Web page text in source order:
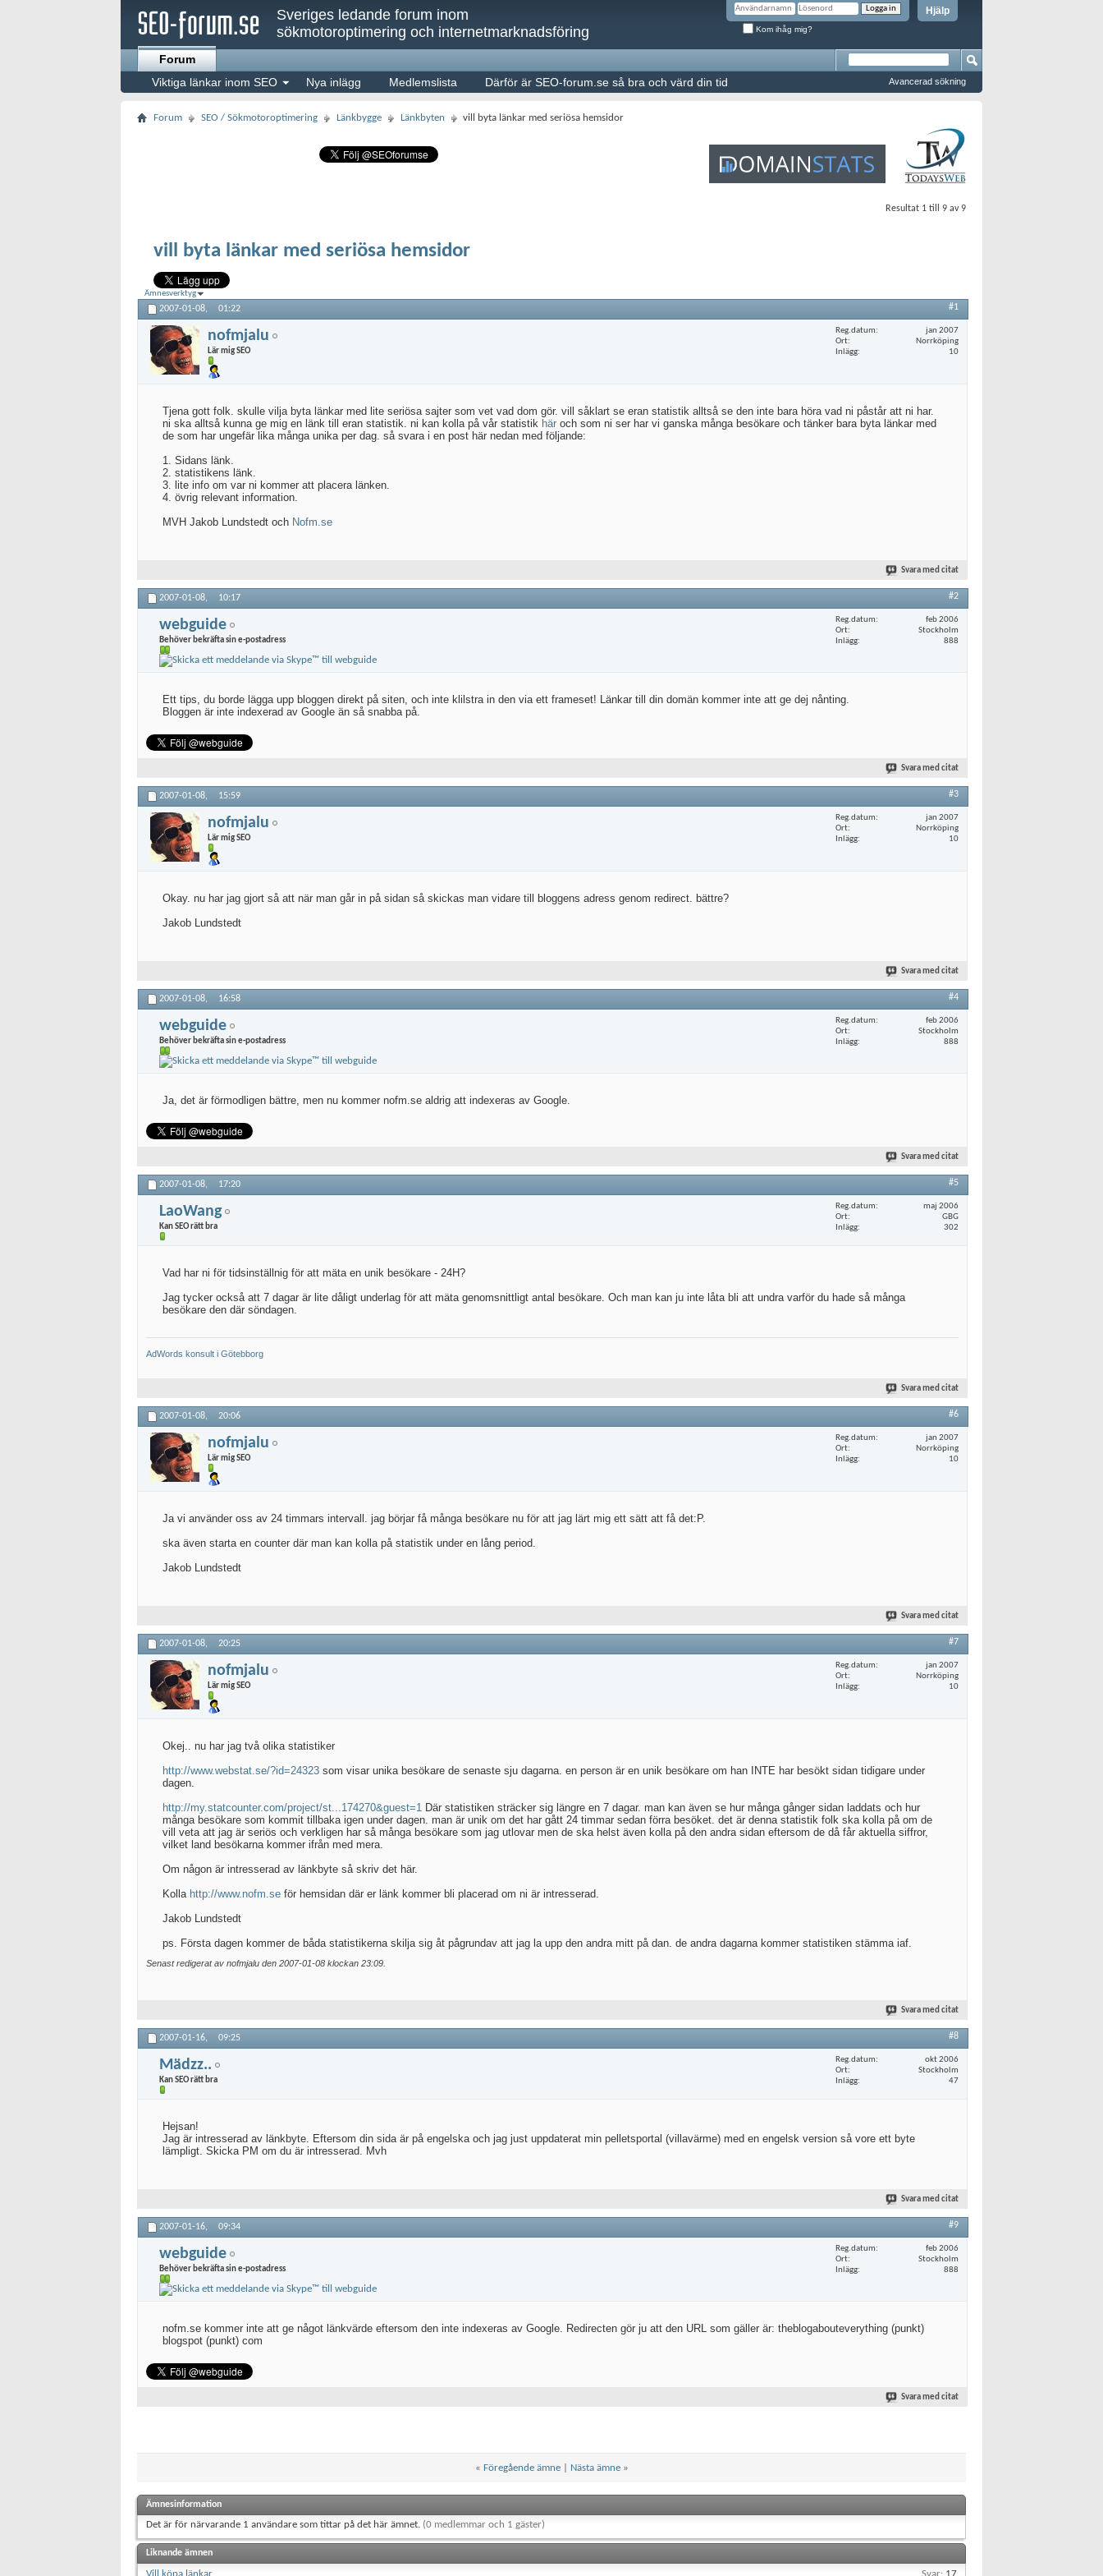
Hjälp
Kom ihåg mig?
Sveriges ledande forum inom
sökmotoroptimering och internetmarknadsföring
Forum
Viktiga länkar inom SEO
Nya inlägg Medlemslista Därför är SEO-forum.se så bra och värd din tid Avancerad sökning
Forum SEO / Sökmotoroptimering Länkbygge Länkbyten vill byta länkar med seriösa hemsidor
Resultat 1 till 9 av 9
vill byta länkar med seriösa hemsidor
Ämnesverktyg
2007-01-08, 01:22 #1
nofmjalu
Lär mig SEO
Reg.datum
jan 2007
Ort
Norrköping
Inlägg
10
Tjena gott folk. skulle vilja byta länkar med lite seriösa sajter som vet vad dom gör. vill såklart se eran statistik alltså se den inte bara höra vad ni påstår att ni har.
ni ska alltså kunna ge mig en länk till eran statistik. ni kan kolla på vår statistik här och som ni ser har vi ganska många besökare och tänker bara byta länkar med
de som har ungefär lika många unika per dag. så svara i en post här nedan med följande:
1. Sidans länk.
2. statistikens länk.
3. lite info om var ni kommer att placera länken.
4. övrig relevant information.
MVH Jakob Lundstedt och Nofm.se
Svara med citat
2007-01-08, 10:17 #2
webguide
Behöver bekräfta sin e-postadress
Reg.datum
feb 2006
Ort
Stockholm
Inlägg
888
Ett tips, du borde lägga upp bloggen direkt på siten, och inte klilstra in den via ett frameset! Länkar till din domän kommer inte att ge dej nånting.
Bloggen är inte indexerad av Google än så snabba på.
Svara med citat
2007-01-08, 15:59 #3
nofmjalu
Lär mig SEO
Reg.datum
jan 2007
Ort
Norrköping
Inlägg
10
Okay. nu har jag gjort så att när man går in på sidan så skickas man vidare till bloggens adress genom redirect. bättre?
Jakob Lundstedt
Svara med citat
2007-01-08, 16:58 #4
webguide
Behöver bekräfta sin e-postadress
Reg.datum
feb 2006
Ort
Stockholm
Inlägg
888
Ja, det är förmodligen bättre, men nu kommer nofm.se aldrig att indexeras av Google.
Svara med citat
2007-01-08, 17:20 #5
LaoWang
Kan SEO rätt bra
Reg.datum
maj 2006
Ort
GBG
Inlägg
302
Vad har ni för tidsinställnig för att mäta en unik besökare - 24H?
Jag tycker också att 7 dagar är lite dåligt underlag för att mäta genomsnittligt antal besökare. Och man kan ju inte låta bli att undra varför du hade så många
besökare den där söndagen.
AdWords konsult i Götebborg
Svara med citat
2007-01-08, 20:06 #6
nofmjalu
Lär mig SEO
Reg.datum
jan 2007
Ort
Norrköping
Inlägg
10
Ja vi använder oss av 24 timmars intervall. jag börjar få många besökare nu för att jag lärt mig ett sätt att få det:P.
ska även starta en counter där man kan kolla på statistik under en lång period.
Jakob Lundstedt
Svara med citat
2007-01-08, 20:25 #7
nofmjalu
Lär mig SEO
Reg.datum
jan 2007
Ort
Norrköping
Inlägg
10
Okej.. nu har jag två olika statistiker
http://www.webstat.se/?id=24323 som visar unika besökare de senaste sju dagarna. en person är en unik besökare om han INTE har besökt sidan tidigare under
dagen.
http://my.statcounter.com/project/st...174270&guest=1 Där statistiken sträcker sig längre en 7 dagar. man kan även se hur många gånger sidan laddats och hur
många besökare som kommit tillbaka igen under dagen. man är unik om det har gått 24 timmar sedan förra besöket. det är denna statistik folk ska kolla på om de
vill veta att jag är seriös och verkligen har så många besökare som jag utlovar men de ska helst även kolla på den andra sidan eftersom de då får aktuella siffror,
vilket land besökarna kommer ifrån med mera.
Om någon är intresserad av länkbyte så skriv det här.
Kolla http://www.nofm.se för hemsidan där er länk kommer bli placerad om ni är intresserad.
Jakob Lundstedt
ps. Första dagen kommer de båda statistikerna skilja sig åt pågrundav att jag la upp den andra mitt på dan. de andra dagarna kommer statistiken stämma iaf.
Senast redigerat av nofmjalu den 2007-01-08 klockan 23:09
Svara med citat
2007-01-16, 09:25 #8
Mädzz..
Kan SEO rätt bra
Reg.datum
okt 2006
Ort
Stockholm
Inlägg
47
Hejsan!
Jag är intresserad av länkbyte. Eftersom din sida är på engelska och jag just uppdaterat min pelletsportal (villavärme) med en engelsk version så vore ett byte
lämpligt. Skicka PM om du är intresserad. Mvh
Svara med citat
2007-01-16, 09:34 #9
webguide
Behöver bekräfta sin e-postadress
Reg.datum
feb 2006
Ort
Stockholm
Inlägg
888
nofm.se kommer inte att ge något länkvärde eftersom den inte indexeras av Google. Redirecten gör ju att den URL som gäller är: theblogabouteverything (punkt)
blogspot (punkt) com
Svara med citat
« Föregående ämne| Nästa ämne »
Ämnesinformation
Det är för närvarande 1 användare som tittar på det här ämnet. (0 medlemmar och 1 gäster)
Liknande ämnen